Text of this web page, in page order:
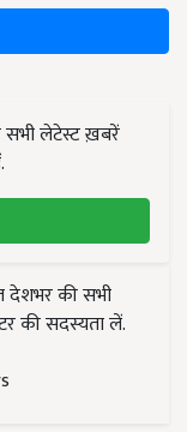
सभी लेटेस्ट ख़बरें
देशभर की सभी
की सदस्यता लें.